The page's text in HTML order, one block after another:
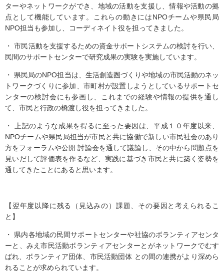
ターやネットワークができ、地域の活動を支援し、情報や活動の拠
点として機能しています。これらの動きにはNPOチームや県民局
NPO担当も参加し、コーディネイト役を担ってきました。
・ 市民活動を支援するための資金サポートシステムの検討を行い、
民間のサポートセンターで研究成果の実験を実施しています。
・ 県民局のNPO担当は、生活創造圏づくりや地域の市民活動のネッ
トワークづくりに参加、市町村が設置しようとしているサポートセ
ンターの検討会にも参画し、これまでの経験や情報の提供を通し
て、市民と行政の橋渡し役を担ってきました。
・ 上記のような成果を得るに至った要因は、平成１０年度以来、
NPOチームや県民局担当が市民と共に協働で新しい市民社会のあり
方をフォーラムや公開 討論会を通して議論し、その中から問題点を
見いだして評価表を作るなど、実践に基づき市民と共に築く姿勢を
通してきたことにあると思います。
【翌年度以降に残る（見込みの）課題、その要因と考えられるこ
と】
・ 県内各地域の民間サポートセンターや社協のボランティアセンタ
ーと、みえ市民活動ボランティアセンターとがネットワークでむす
ばれ、ボランティア団体、市民活動団体 との間の連携がより深めら
れることが求められています。